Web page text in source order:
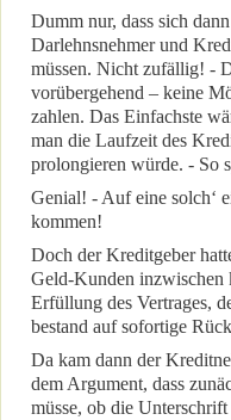
Dumm nur, dass sich
Darlehnsnehmer und
müssen. Nicht zufällig! -
vorübergehend – keine
zahlen. Das Einfachste
man die Laufzeit des
prolongieren würde. - So
Genial! - Auf eine solch‘
kommen!
Doch der Kreditgeber
Geld-Kunden inzwischen
Erfüllung des Vertrages,
bestand auf sofortige
Da kam dann der
dem Argument, dass
müsse, ob die